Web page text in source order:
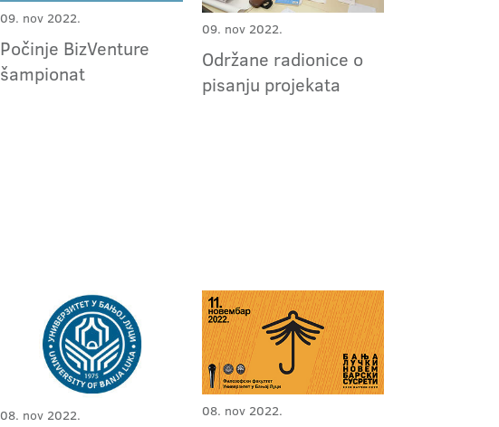
09. nov 2022.
Počinje BizVenture
šampionat
09. nov 2022.
Održane radionice o
pisanju projekata
08. nov 2022. 08. nov 2022.